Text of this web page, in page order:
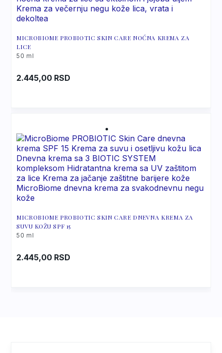
MICROBIOME PROBIOTIC SKIN CARE NOĆNA KREMA ZA
LICE
50 ml
2.445,00 RSD
MICROBIOME PROBIOTIC SKIN CARE DNEVNA KREMA ZA
SUVU KOŽU SPF 15
50 ml
2.445,00 RSD